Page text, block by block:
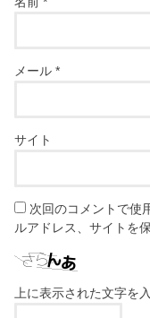
メール*
サイト
次回のコメントで使
ルアドレス、サイトを
上に表示された文字を